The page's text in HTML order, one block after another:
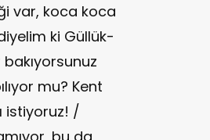
var, koca koca
ki Güllük-
mu? Kent
istiyoruz! /